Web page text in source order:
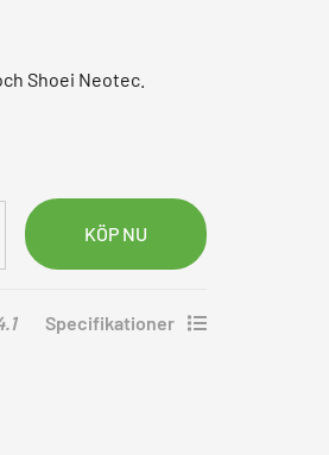
Shoei Neotec.
Specifikationer